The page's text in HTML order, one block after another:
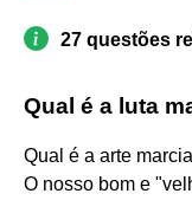
27 questões
Qual é a luta
Qual é a arte
O nosso bom e